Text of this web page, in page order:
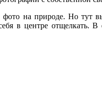
на природе. Но тут
в центре отщелкать.